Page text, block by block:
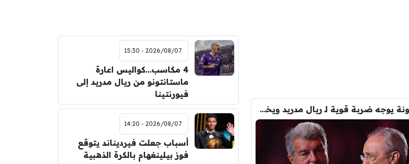
برشلونة يوجه ضربة قوية لـ ريال مدريد ويخفي صفقته التاريخية
2026/08/07 - 15:30
4 مكاسب…كواليس اعارة
ماستانتونو من ريال مدريد إلى
فيورنتينا
2026/08/07 - 14:20
أسباب جعلت فيرديناند يتوقع
فوز بيلينغهام بالكرة الذهبية